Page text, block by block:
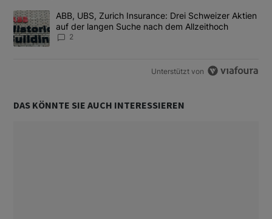
Ein Trendartikel mit dem Titel "ABB, UBS, Zurich Insurance:
ABB, UBS, Zurich Insurance: Drei Schweizer Aktien
auf der langen Suche nach dem Allzeithoch
2
Unterstützt von
DAS KÖNNTE SIE AUCH INTERESSIEREN